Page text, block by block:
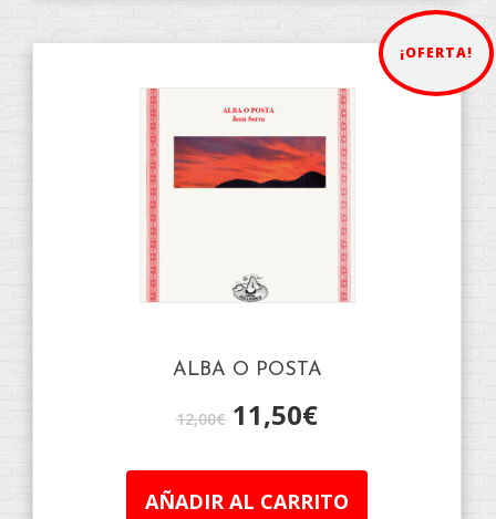
¡OFERTA!
ALBA O POSTA
12,00€ 11,50€
AÑADIR AL CARRITO